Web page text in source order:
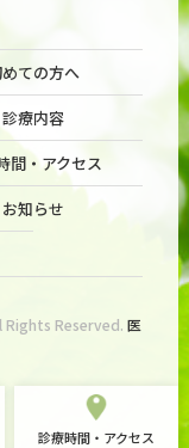
ての方へ
診療内容
間・アクセス
お知らせ
Rights Reserved.医
診療時間・アクセス